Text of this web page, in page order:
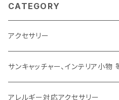
CATEGORY
アクセサリー
ピアス
イヤリング
サンキャッチャー、インテリア小物
サンキャッチャー
アレルギー対応アクセサリー